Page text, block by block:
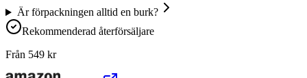
Är förpackningen alltid en burk?
Rekommenderad återförsäljare
Från 549 kr